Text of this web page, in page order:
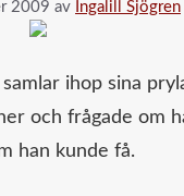
2009 av Ingalill Sjögren
ihop sina
och frågade om
han kunde få.